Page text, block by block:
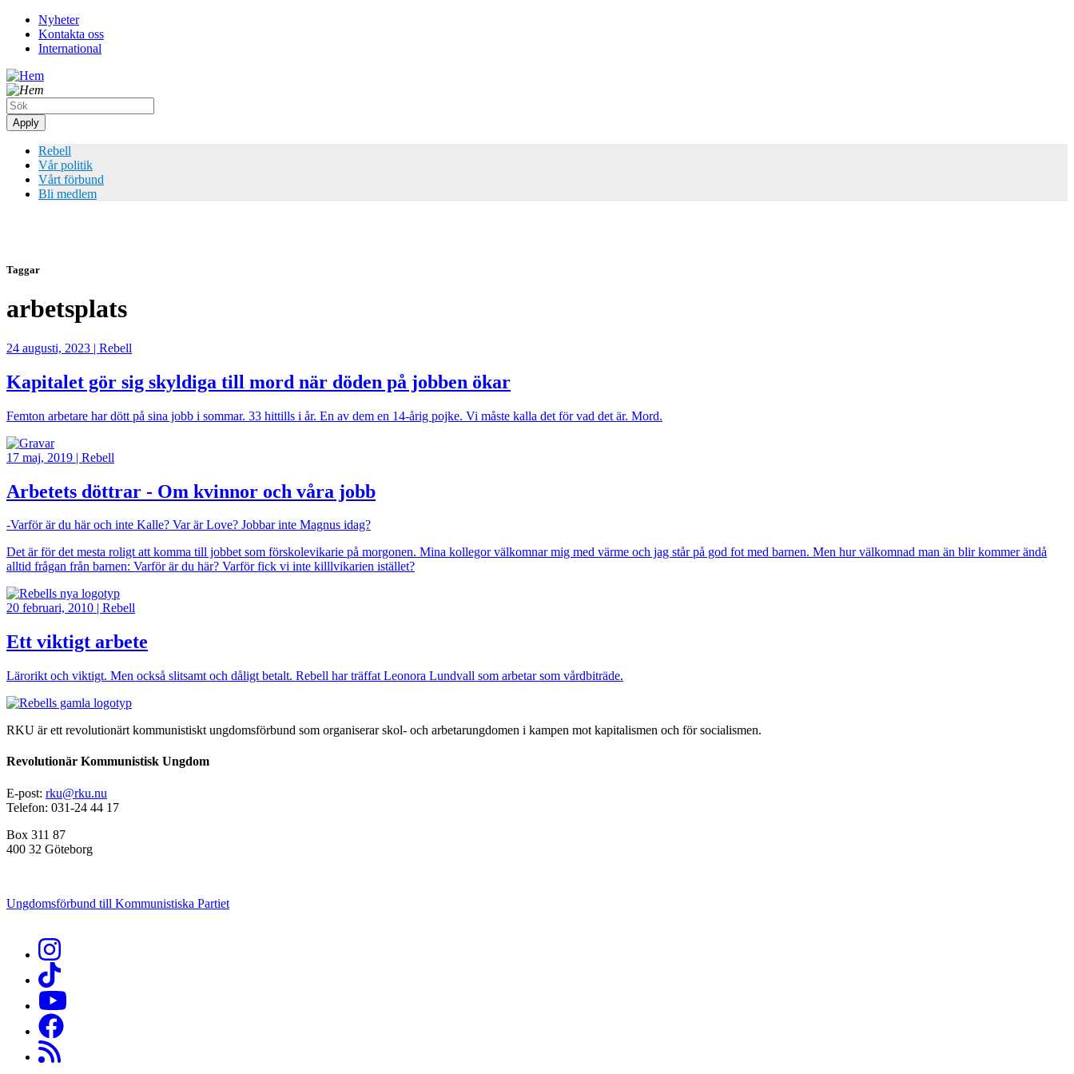
Hoppa
huvudinnehåll
Top
meny
Nyheter
Kontakta oss
International
Rebell
Vår politik
Vårt förbund
Bli medlem
Taggar
arbetsplats
24 augusti, 2023 | Rebell
Kapitalet gör sig skyldiga till mord när döden på jobben ökar
Femton arbetare har dött på sina jobb i sommar. 33 hittills i år. En av dem en 14-årig pojke. Vi måste kalla det för vad det är. Mord.
Bild
17 maj, 2019 | Rebell
Arbetets döttrar - Om kvinnor och våra jobb
-Varför är du här och inte Kalle? Var är Love? Jobbar inte Magnus idag?
Det är för det mesta roligt att komma till jobbet som förskolevikarie på morgonen. Mina kollegor välkomnar mig med värme och jag står på god fot med barnen. Men hur välkomnad man än blir kommer ändå
alltid frågan från barnen: Varför är du här? Varför fick vi inte killlvikarien istället?
Bild
20 februari, 2010 | Rebell
Ett viktigt arbete
Lärorikt och viktigt. Men också slitsamt och dåligt betalt. Rebell har träffat Leonora Lundvall som arbetar som vårdbiträde.
Bild
RKU är ett revolutionärt kommunistiskt ungdomsförbund som organiserar skol- och arbetarungdomen i kampen mot kapitalismen och för socialismen.
Revolutionär Kommunistisk Ungdom
E-post: rku@rku.nu
Telefon: 031-24 44 17
Box 311 87
400 32 Göteborg
Ungdomsförbund till Kommunistiska Partiet